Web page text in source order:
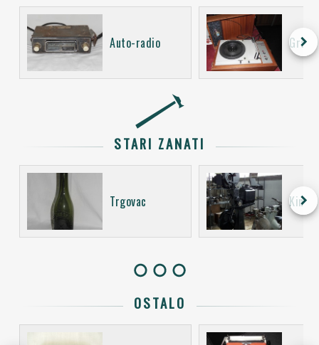
Auto-radio keyboard_arrow_right
STARI ZANATI
Trgovac Kino
keyboard_arrow_right
OSTALO